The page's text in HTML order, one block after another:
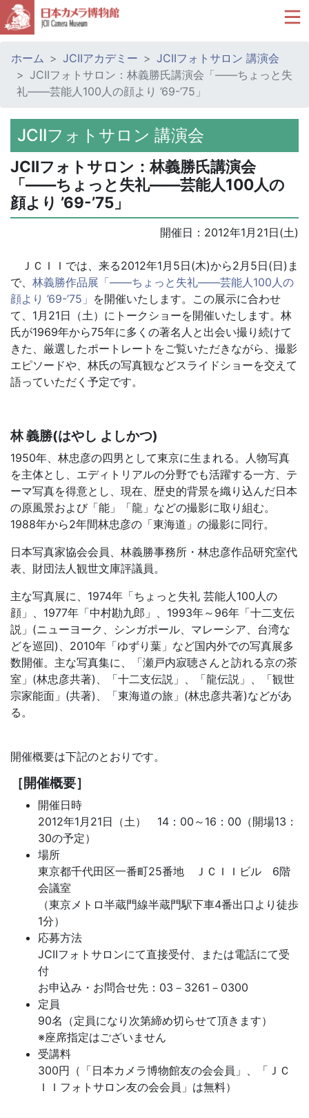
ホーム JCIIアカデミー
JCIIフォトサロン 講演会
JCIIフォトサロン：林義勝氏講演会「――ちょっと失
礼――芸能人100人の顔より ’69-’75」
JCIIフォトサロン 講演会
JCIIフォトサロン：林義勝氏講演会
「――ちょっと失礼――芸能人100人の
顔より ’69-’75」
開催日： 2012年1月21日(土)
ＪＣＩＩでは、来る2012年1月5日(木)から2月5日(日)ま
で、 林義勝作品展「――ちょっと失礼――芸能人100人の
顔より ’69-’75」 を開催いたします。この展示に合わせ
て、1月21日（土）にトークショーを開催いたします。林
氏が1969年から75年に多くの著名人と出会い撮り続けて
きた、厳選したポートレートをご覧いただきながら、撮影
エピソードや、林氏の写真観などスライドショーを交えて
語っていただく予定です。
林 義勝(はやし よしかつ)
1950年、林忠彦の四男として東京に生まれる。人物写真
を主体とし、エディトリアルの分野でも活躍する一方、テ
ーマ写真を得意とし、現在、歴史的背景を織り込んだ日本
の原風景および「能」「龍」などの撮影に取り組む。
1988年から2年間林忠彦の「東海道」の撮影に同行。
日本写真家協会会員、林義勝事務所・林忠彦作品研究室代
表、財団法人観世文庫評議員。
主な写真展に、1974年「ちょっと失礼 芸能人100人の
顔」、1977年「中村勘九郎」、1993年～96年「十二支伝
説」(ニューヨーク、シンガポール、マレーシア、台湾な
どを巡回)、2010年「ゆずり葉」など国内外での写真展多
数開催。主な写真集に、「瀬戸内寂聴さんと訪れる京の茶
室」(林忠彦共著)、「十二支伝説」、「龍伝説」、「観世
宗家能面」(共著)、「東海道の旅」(林忠彦共著)などがあ
る。
開催概要は下記のとおりです。
［開催概要］
開催日時
2012年1月21日（土） 14：00～16：00（開場13：
30の予定）
場所
東京都千代田区一番町25番地 ＪＣＩＩビル 6階
会議室
（東京メトロ半蔵門線半蔵門駅下車4番出口より徒歩
1分）
応募方法
JCIIフォトサロンにて直接受付、または電話にて受
付
お申込み・お問合せ先：03－3261－0300
定員
90名（定員になり次第締め切らせて頂きます）
※座席指定はございません
受講料
300円（「日本カメラ博物館友の会会員」、「ＪＣ
ＩＩフォトサロン友の会会員」は無料）